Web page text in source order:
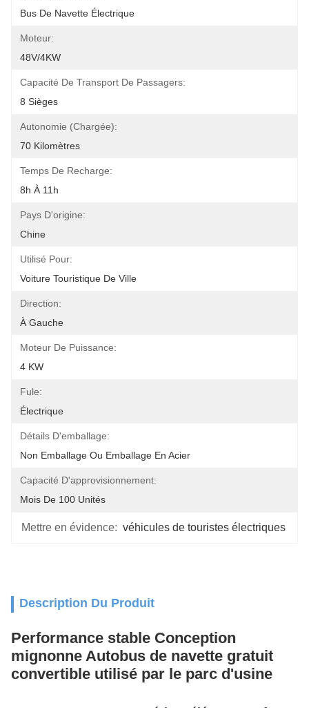
Bus De Navette Électrique
Moteur:
48V/4KW
Capacité De Transport De Passagers:
8 Sièges
Autonomie (chargée):
70 Kilomètres
Temps De Recharge:
8h À 11h
Pays D'origine:
Chine
Utilisé Pour:
Voiture Touristique De Ville
Direction:
À Gauche
Moteur De Puissance:
4 KW
Fule:
Électrique
Détails D'emballage:
Non Emballage Ou Emballage En Acier
Capacité D'approvisionnement:
Mois De 100 Unités
Mettre en évidence: véhicules de touristes électriques
Description Du Produit
Performance stable Conception
mignonne Autobus de navette gratuit
convertible utilisé par le parc d'usine